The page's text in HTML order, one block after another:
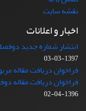
نقشه سایت
اخبار و اعلانات
انتشار شماره جدید
1397-03-03
فراخوان دریافت مقاله
فراخوان دریافت مقاله
1396-04-02